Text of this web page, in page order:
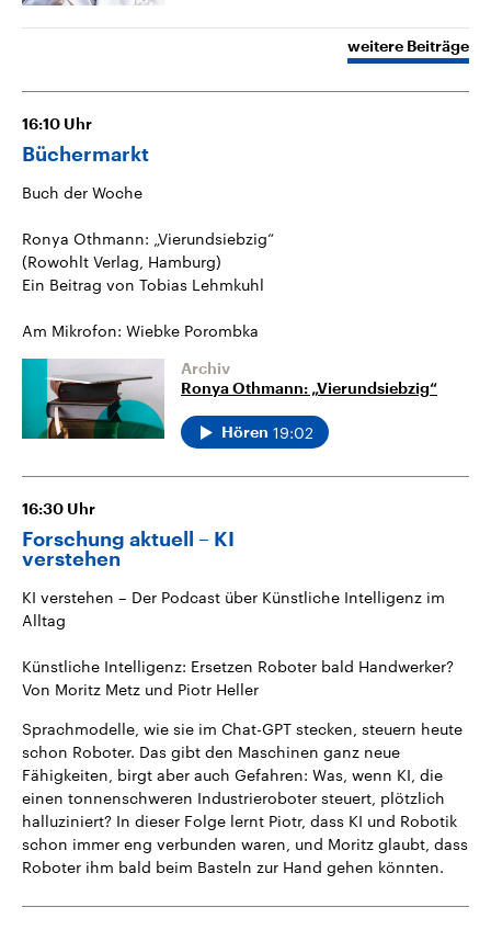
weitere Beiträge
16:10 Uhr
Büchermarkt
Buch der Woche
Ronya Othmann: „Vierundsiebzig“
(Rowohlt Verlag, Hamburg)
Ein Beitrag von Tobias Lehmkuhl
Am Mikrofon: Wiebke Porombka
Archiv
Ronya Othmann: „Vierundsiebzig“
Hören 19:02
16:30 Uhr
Forschung aktuell – KI
verstehen
KI verstehen – Der Podcast über Künstliche Intelligenz im
Alltag
Künstliche Intelligenz: Ersetzen Roboter bald Handwerker?
Von Moritz Metz und Piotr Heller
Sprachmodelle, wie sie im Chat-GPT stecken, steuern heute
schon Roboter. Das gibt den Maschinen ganz neue
Fähigkeiten, birgt aber auch Gefahren: Was, wenn KI, die
einen tonnenschweren Industrieroboter steuert, plötzlich
halluziniert? In dieser Folge lernt Piotr, dass KI und Robotik
schon immer eng verbunden waren, und Moritz glaubt, dass
Roboter ihm bald beim Basteln zur Hand gehen könnten.